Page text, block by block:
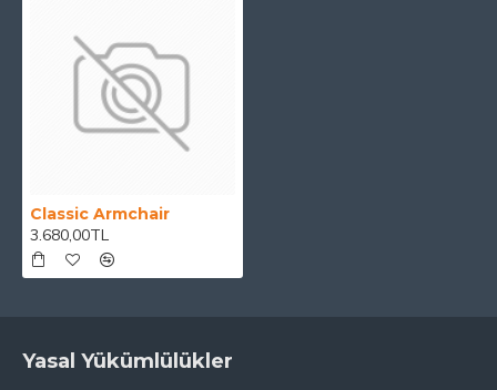
Classic Armchair
3.680,00TL
Yasal Yükümlülükler